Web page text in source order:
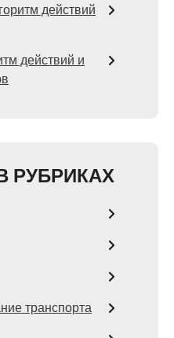
действий
действий и
РУБРИКАХ
транспорта